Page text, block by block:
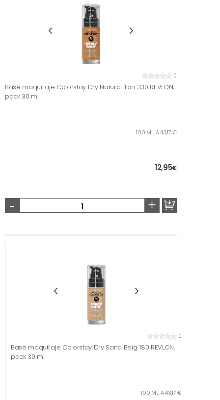
0
Base maquillaje Colorstay Dry Natural Tan 330 REVLON,
pack 30 ml
100 ML. A 43,17 €
12,95€
- +
0
Base maquillaje Colorstay Dry Sand Beig 180 REVLON,
pack 30 ml
100 ML. A 43,17 €